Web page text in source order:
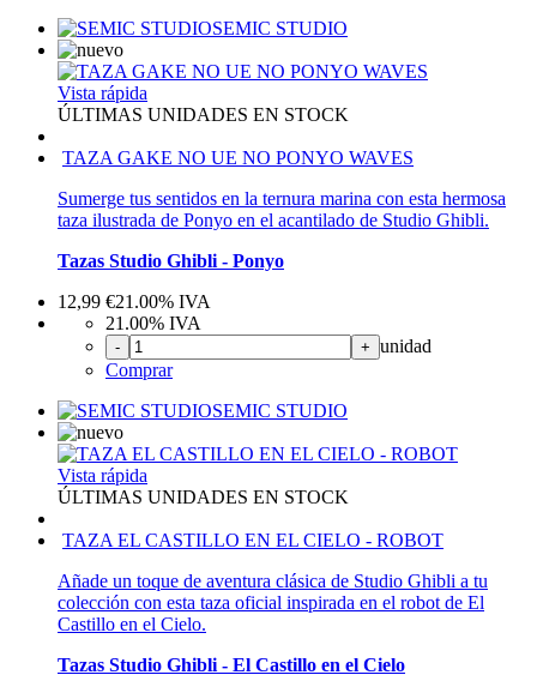
SEMIC STUDIO
Vista rápida
ÚLTIMAS UNIDADES EN STOCK
TAZA GAKE NO UE NO PONYO WAVES
Sumerge tus sentidos en la ternura marina con esta hermosa
taza ilustrada de Ponyo en el acantilado de Studio Ghibli.
Tazas Studio Ghibli - Ponyo
12,99 €21.00% IVA
21.00% IVA
- + unidad
Comprar
SEMIC STUDIO
Vista rápida
ÚLTIMAS UNIDADES EN STOCK
TAZA EL CASTILLO EN EL CIELO - ROBOT
Añade un toque de aventura clásica de Studio Ghibli a tu
colección con esta taza oficial inspirada en el robot de El
Castillo en el Cielo.
Tazas Studio Ghibli - El Castillo en el Cielo